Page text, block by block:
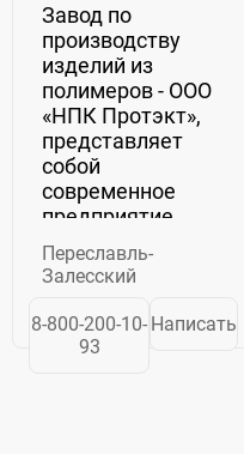
Завод по
производству
изделий из
полимеров - ООО
«НПК Протэкт»,
представляет
собой
современное
предприятие,
оснащенное
передовыми
технологиями и
обеспеченное
Переславль-
Залесский
8-800-200-10-
93
Написать